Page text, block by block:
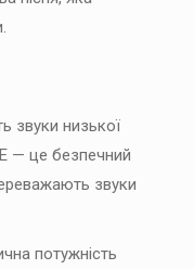
звуки низької
— це безпечний
звуки
потужність